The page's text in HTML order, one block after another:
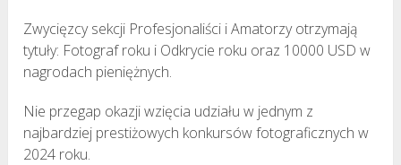
Zwycięzcy sekcji Profesjonaliści i Amatorzy otrzymają
tytuły: Fotograf roku i Odkrycie roku oraz 10000 USD w
nagrodach pieniężnych.
Nie przegap okazji wzięcia udziału w jednym z
najbardziej prestiżowych konkursów fotograficznych w
2024 roku.